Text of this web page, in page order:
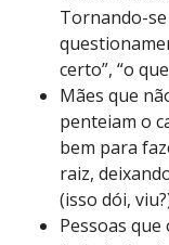
Tornando-
certo”, “o
Mães que
penteiam o
bem para
raiz,
(isso dói,
Pessoas